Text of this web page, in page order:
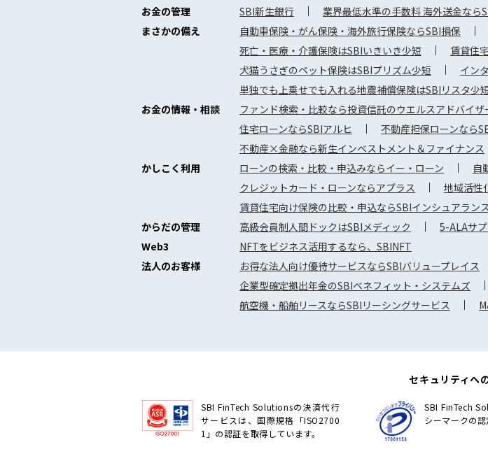
お金の管理
SBI新生銀行
業界最低水準の手数料 海外送金なら
まさかの備え
自動車保険・がん保険・海外旅行保険ならSBI損保
死亡・医療・介護保険はSBIいきいき少短
賃貸住
犬猫うさぎのペット保険はSBIプリズム少短
イン
単独でも上乗せでも入れる地震補償保険はSBIリスタ少
お金の情報・相談
ファンド検索・比較なら投資信託のウエルスアドバイザ
住宅ローンならSBIアルヒ
不動産担保ローンなら
不動産×金融なら新生インベストメント＆ファイナンス
かしこく利用
ローンの検索・比較・申込みならイー・ローン
自
クレジットカード・ローンならアプラス
地域活性
賃貸住宅向け保険の比較・申込ならSBIインシュアラン
からだの管理
高級会員制人間ドックはSBIメディック
5-ALAサ
Web3
NFTをビジネス活用するなら、SBINFT
法人のお客様
お得な法人向け優待サービスならSBIバリュープレイス
企業型確定拠出年金のSBIベネフィット・システムズ
航空機・船舶リースならSBIリーシングサービス
セキュリティへ
SBI FinTech Solutionsの決済代行
サービスは、国際規格「ISO2700
1」の認証を取得しています。
SBI FinTech
シーマークの認